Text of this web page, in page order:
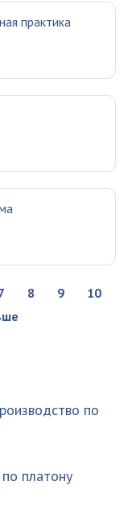
практика
8 9
10
по
платону